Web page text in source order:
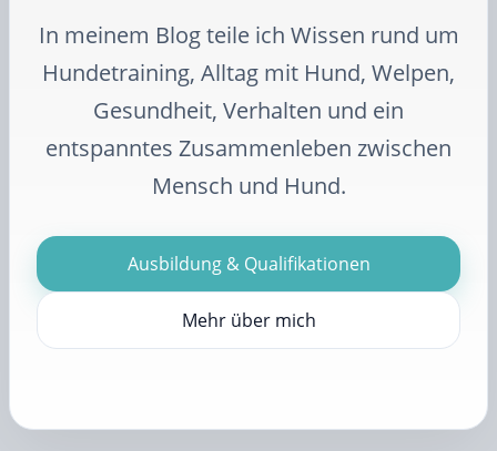
In meinem Blog teile ich Wissen rund um
Hundetraining, Alltag mit Hund, Welpen,
Gesundheit, Verhalten und ein
entspanntes Zusammenleben zwischen
Mensch und Hund.
Ausbildung & Qualifikationen
Mehr über mich